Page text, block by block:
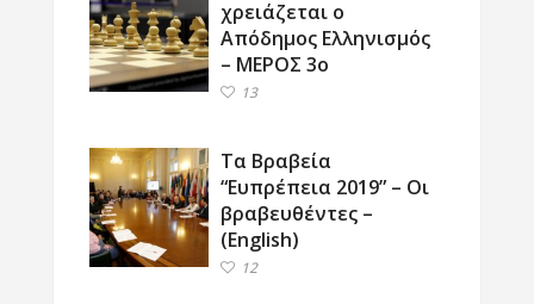
χρειάζεται ο
Απόδημος Ελληνισμός
– ΜΕΡΟΣ 3ο
13
Τα Βραβεία
“Ευπρέπεια 2019” – Οι
βραβευθέντες –
(English)
12